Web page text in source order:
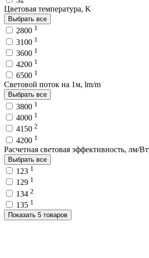
Цветовая температура, K
Выбрать все
2800 1
3100 1
3600 1
4200 1
6500 1
Световой поток на 1м, lm/m
Выбрать все
3800 1
4000 1
4150 2
4200 1
Расчетная световая эффективность, лм/Вт
Выбрать все
123 1
129 1
134 2
135 1
Показать 5 товаров